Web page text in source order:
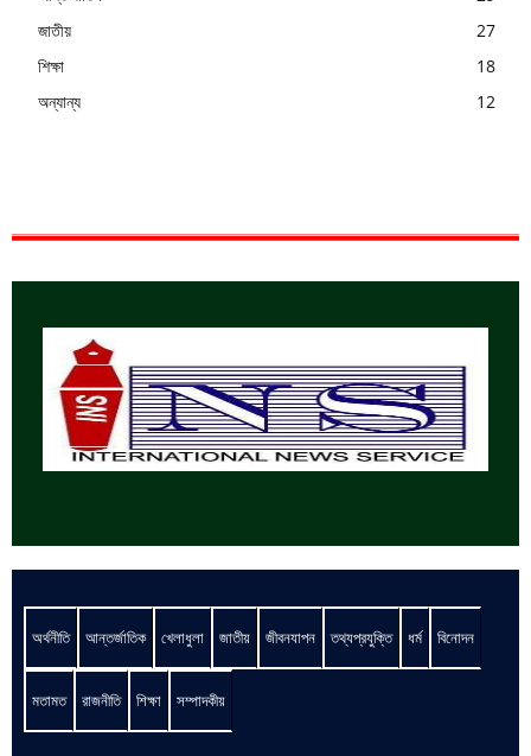
জাতীয়
27
শিক্ষা
18
অন্যান্য
12
অর্থনীতি আন্তর্জাতিক খেলাধুলা জাতীয় জীবনযাপন তথ্যপ্রযুক্তি ধর্ম বিনোদন
মতামত রাজনীতি শিক্ষা সম্পাদকীয়